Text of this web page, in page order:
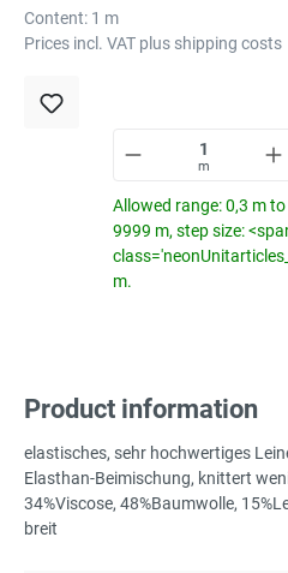
Content: 1 m
Prices incl. VAT plus shipping costs
m
Allowed range: 0,3 m to
9999 m, step size:
m.
Product information
elastisches, sehr hochwertiges
Elasthan-Beimischung, knittert
34%Viscose, 48%Baumwolle,
breit